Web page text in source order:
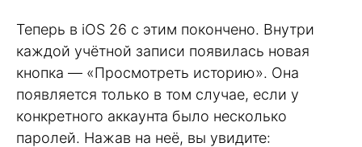
Теперь в iOS 26 с этим покончено. Внутри
каждой учётной записи появилась новая
кнопка — «Просмотреть историю». Она
появляется только в том случае, если у
конкретного аккаунта было несколько
паролей. Нажав на неё, вы увидите: